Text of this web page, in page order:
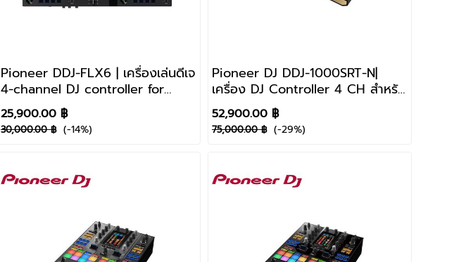
Pioneer DDJ-FLX6 | เครื่องเล่นดีเจ
4-channel DJ controller for
rekordbox and Serato DJ Pro
25,900.00 ฿
30,000.00 ฿ (-14%)
Pioneer DJ DDJ-1000SRT-N|
เครื่อง DJ Controller 4 CH สำหรับ
Serato DJ Pro
52,900.00 ฿
75,000.00 ฿ (-29%)